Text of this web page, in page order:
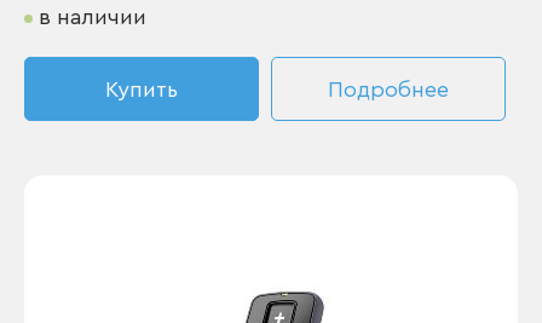
в наличии
Купить Подробнее